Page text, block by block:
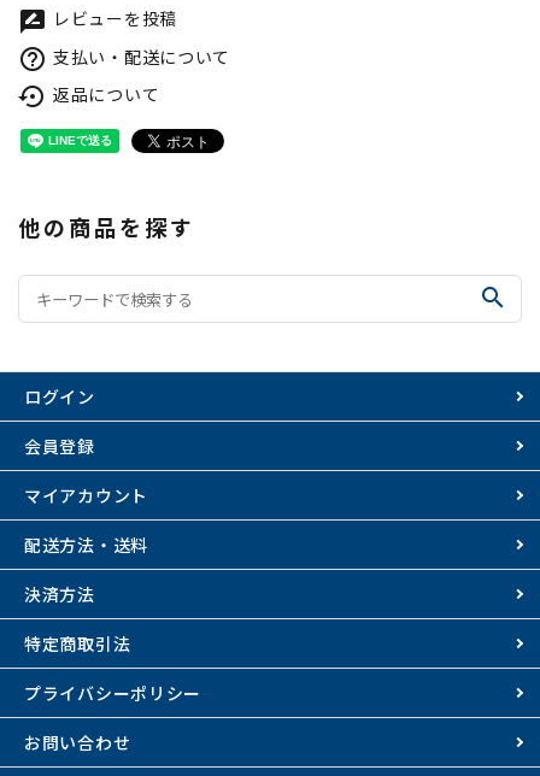
rate_review レビューを投稿
help_outline 支払い・配送について
settings_backup_restore 返品について
他の商品を探す
search
ログイン
会員登録
マイアカウント
配送方法・送料
決済方法
特定商取引法
プライバシーポリシー
お問い合わせ